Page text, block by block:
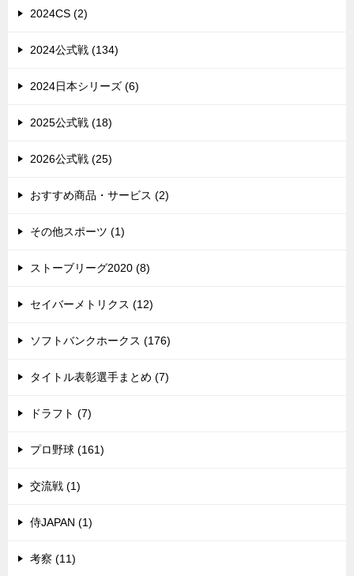
2024CS (2)
2024公式戦 (134)
2024日本シリーズ (6)
2025公式戦 (18)
2026公式戦 (25)
おすすめ商品・サービス (2)
その他スポーツ (1)
ストーブリーグ2020 (8)
セイバーメトリクス (12)
ソフトバンクホークス (176)
タイトル表彰選手まとめ (7)
ドラフト (7)
プロ野球 (161)
交流戦 (1)
侍JAPAN (1)
考察 (11)